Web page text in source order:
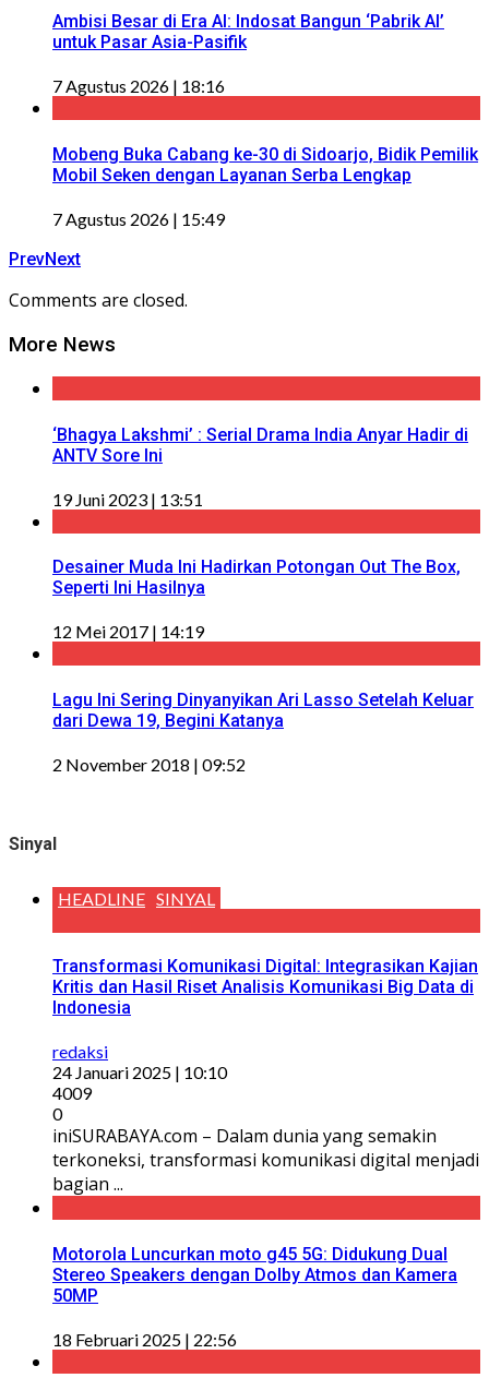
Ambisi Besar di Era AI: Indosat Bangun ‘Pabrik AI’
untuk Pasar Asia-Pasifik
7 Agustus 2026 | 18:16
Mobeng Buka Cabang ke-30 di Sidoarjo, Bidik Pemilik
Mobil Seken dengan Layanan Serba Lengkap
7 Agustus 2026 | 15:49
PrevNext
Comments are closed.
More News
‘Bhagya Lakshmi’ : Serial Drama India Anyar Hadir di
ANTV Sore Ini
19 Juni 2023 | 13:51
Desainer Muda Ini Hadirkan Potongan Out The Box,
Seperti Ini Hasilnya
12 Mei 2017 | 14:19
Lagu Ini Sering Dinyanyikan Ari Lasso Setelah Keluar
dari Dewa 19, Begini Katanya
2 November 2018 | 09:52
Sinyal
HEADLINE SINYAL
Transformasi Komunikasi Digital: Integrasikan Kajian
Kritis dan Hasil Riset Analisis Komunikasi Big Data di
Indonesia
redaksi
24 Januari 2025 | 10:10
4009
0
iniSURABAYA.com – Dalam dunia yang semakin
terkoneksi, transformasi komunikasi digital menjadi
bagian ...
Motorola Luncurkan moto g45 5G: Didukung Dual
Stereo Speakers dengan Dolby Atmos dan Kamera
50MP
18 Februari 2025 | 22:56